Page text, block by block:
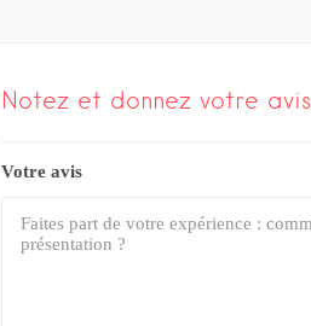
Notez et donnez votre avis
Votre avis